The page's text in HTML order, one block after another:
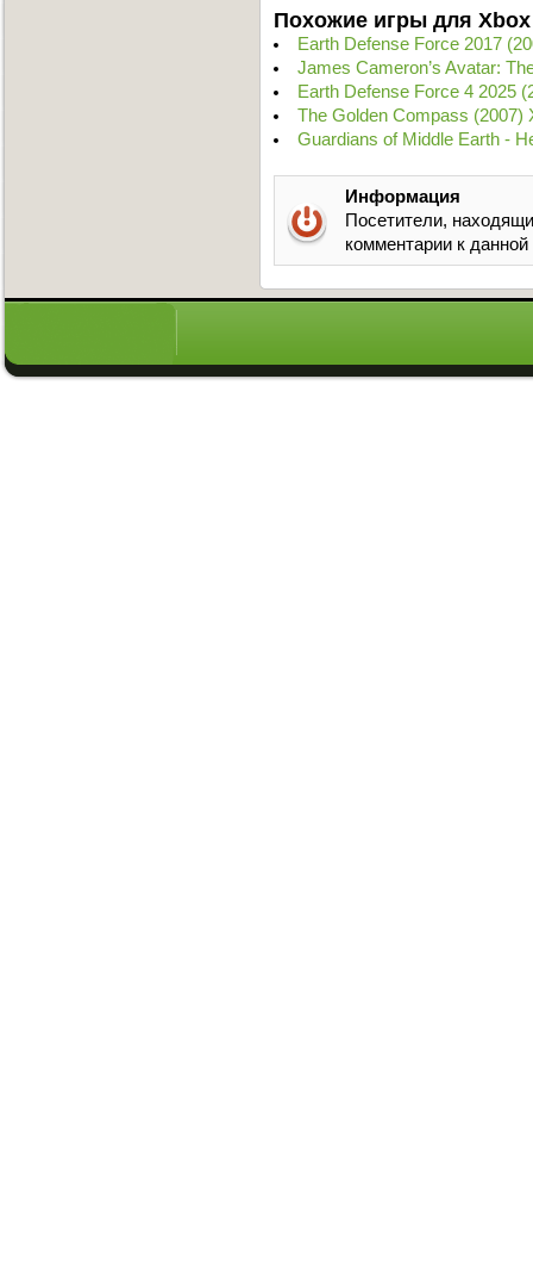
Похожие игры для Xbox
Earth Defense Force 2017
James Cameron’s Avatar:
Earth Defense Force 4 2025
The Golden Compass (2007)
Guardians of Middle Earth -
Информация
Посетители,
комментарии к